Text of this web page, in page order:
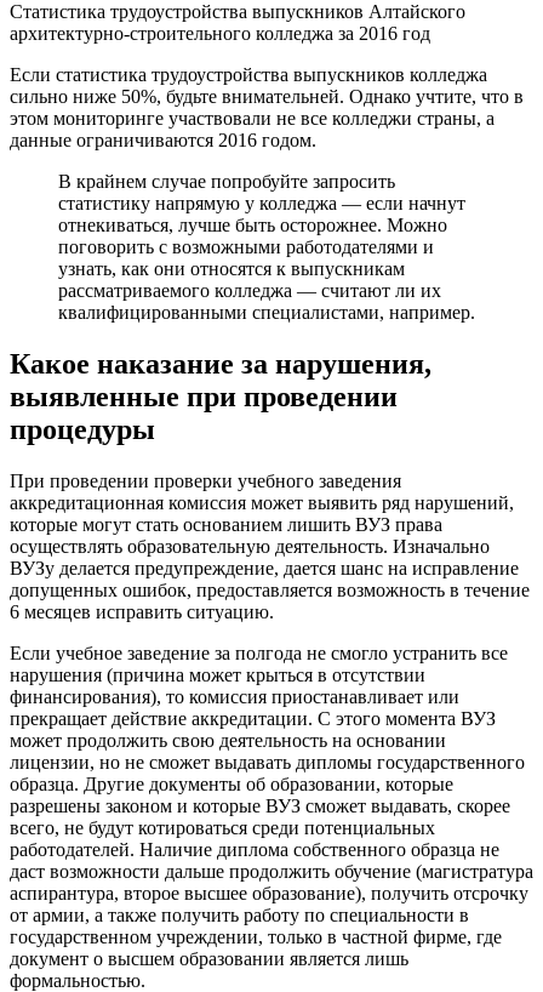
Статистика трудоустройства выпускников Алтайского
архитектурно-строительного колледжа за 2016 год
Если статистика трудоустройства выпускников колледжа
сильно ниже 50%, будьте внимательней. Однако учтите, что в
этом мониторинге участвовали не все колледжи страны, а
данные ограничиваются 2016 годом.
В крайнем случае попробуйте запросить
статистику напрямую у колледжа — если начнут
отнекиваться, лучше быть осторожнее. Можно
поговорить с возможными работодателями и
узнать, как они относятся к выпускникам
рассматриваемого колледжа — считают ли их
квалифицированными специалистами, например.
Какое наказание за нарушения,
выявленные при проведении
процедуры
При проведении проверки учебного заведения
аккредитационная комиссия может выявить ряд нарушений,
которые могут стать основанием лишить ВУЗ права
осуществлять образовательную деятельность. Изначально
ВУЗу делается предупреждение, дается шанс на исправление
допущенных ошибок, предоставляется возможность в течение
6 месяцев исправить ситуацию.
Если учебное заведение за полгода не смогло устранить все
нарушения (причина может крыться в отсутствии
финансирования), то комиссия приостанавливает или
прекращает действие аккредитации. С этого момента ВУЗ
может продолжить свою деятельность на основании
лицензии, но не сможет выдавать дипломы государственного
образца. Другие документы об образовании, которые
разрешены законом и которые ВУЗ сможет выдавать, скорее
всего, не будут котироваться среди потенциальных
работодателей. Наличие диплома собственного образца не
даст возможности дальше продолжить обучение (магистратура
аспирантура, второе высшее образование), получить отсрочку
от армии, а также получить работу по специальности в
государственном учреждении, только в частной фирме, где
документ о высшем образовании является лишь
формальностью.